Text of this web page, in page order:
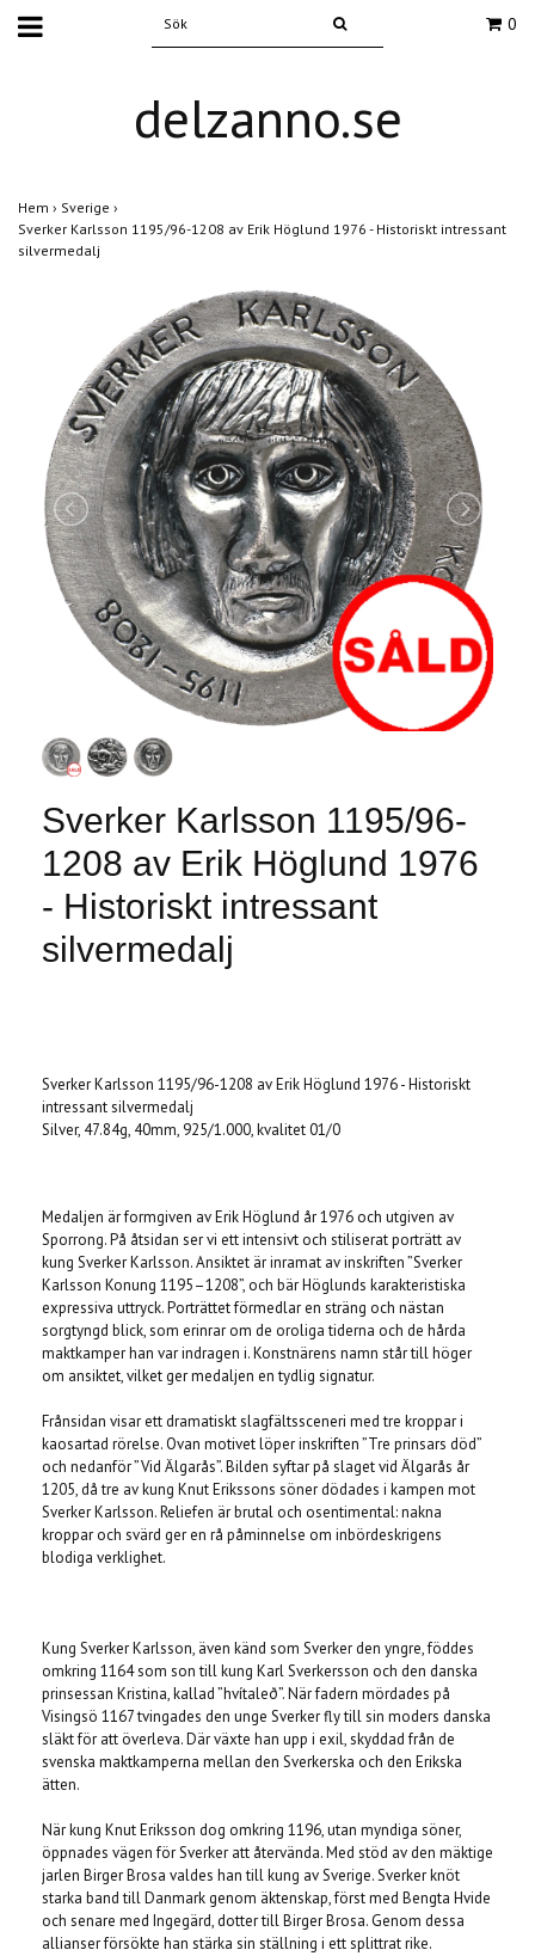
0
delzanno.se
Hem › Sverige ›
Sverker Karlsson 1195/96-1208 av Erik Höglund 1976 - Historiskt intressant
silvermedalj
Sverker Karlsson 1195/96-
1208 av Erik Höglund 1976
- Historiskt intressant
silvermedalj
Sverker Karlsson 1195/96-1208 av Erik Höglund 1976 - Historiskt
intressant silvermedalj
Silver, 47.84g, 40mm, 925/1.000, kvalitet 01/0
Medaljen är formgiven av Erik Höglund år 1976 och utgiven av
Sporrong. På åtsidan ser vi ett intensivt och stiliserat porträtt av
kung Sverker Karlsson. Ansiktet är inramat av inskriften ”Sverker
Karlsson Konung 1195–1208”, och bär Höglunds karakteristiska
expressiva uttryck. Porträttet förmedlar en sträng och nästan
sorgtyngd blick, som erinrar om de oroliga tiderna och de hårda
maktkamper han var indragen i. Konstnärens namn står till höger
om ansiktet, vilket ger medaljen en tydlig signatur.
Frånsidan visar ett dramatiskt slagfältssceneri med tre kroppar i
kaosartad rörelse. Ovan motivet löper inskriften ”Tre prinsars död”
och nedanför ”Vid Älgarås”. Bilden syftar på slaget vid Älgarås år
1205, då tre av kung Knut Erikssons söner dödades i kampen mot
Sverker Karlsson. Reliefen är brutal och osentimental: nakna
kroppar och svärd ger en rå påminnelse om inbördeskrigens
blodiga verklighet.
Kung Sverker Karlsson, även känd som Sverker den yngre, föddes
omkring 1164 som son till kung Karl Sverkersson och den danska
prinsessan Kristina, kallad ”hvítaleð”. När fadern mördades på
Visingsö 1167 tvingades den unge Sverker fly till sin moders danska
släkt för att överleva. Där växte han upp i exil, skyddad från de
svenska maktkamperna mellan den Sverkerska och den Erikska
ätten.
När kung Knut Eriksson dog omkring 1196, utan myndiga söner,
öppnades vägen för Sverker att återvända. Med stöd av den mäktige
jarlen Birger Brosa valdes han till kung av Sverige. Sverker knöt
starka band till Danmark genom äktenskap, först med Bengta Hvide
och senare med Ingegärd, dotter till Birger Brosa. Genom dessa
allianser försökte han stärka sin ställning i ett splittrat rike.